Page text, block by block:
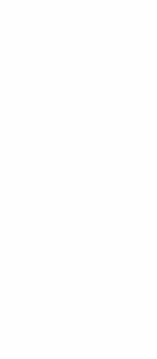
387_558r_34